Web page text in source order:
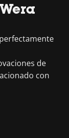
de
con